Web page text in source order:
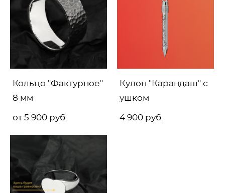
Кольцо "Фактурное"
8 мм
от 5 900 pуб.
Кулон "Карандаш" с
ушком
4 900 pуб.